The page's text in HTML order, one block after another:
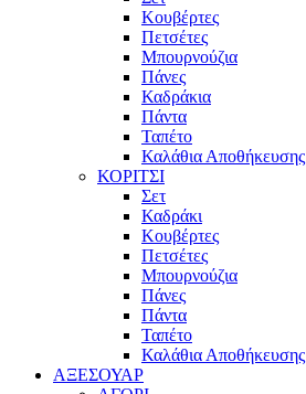
Κουβέρτες
Πετσέτες
Μπουρνούζια
Πάνες
Καδράκια
Πάντα
Ταπέτο
Καλάθια Αποθήκευσης
ΚΟΡΙΤΣΙ
Σετ
Καδράκι
Κουβέρτες
Πετσέτες
Μπουρνούζια
Πάνες
Πάντα
Ταπέτο
Καλάθια Αποθήκευσης
ΑΞΕΣΟΥΑΡ